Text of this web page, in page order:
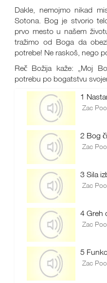
Dakle, nemojmo nikad
Sotona. Bog je stvorio
prvo mesto u našem
tražimo od Boga da
potrebe! Ne raskoš, nego
Reč Božija kaže: „Moj
potrebu po bogatstvu
1
Zac
2 Bog
Zac
3 Sila
Zac
4 Greh
Zac
5
Zac